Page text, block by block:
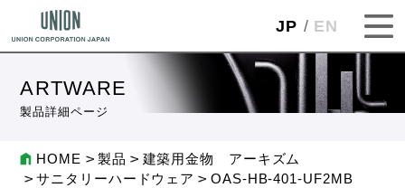
JP EN
ARTWARE
製品詳細ページ
HOME 製品
建築用金物 アーキズム
サニタリーハードウェア
OAS-HB-401-UF2MB